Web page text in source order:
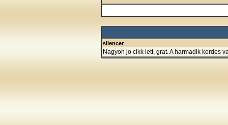
silencer
Nagyon jo cikk lett, grat. A harmadik kerdes